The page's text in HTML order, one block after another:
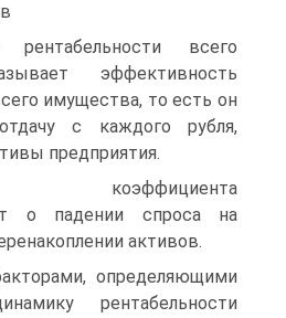
рентабельности всего
эффективность
имущества, то есть он
отдачу с каждого рубля,
предприятия.
коэффициента
о падении спроса на
активов.
определяющими
рентабельности